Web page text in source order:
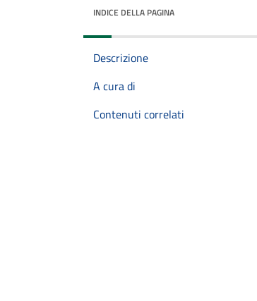
INDICE DELLA PAGINA
Descrizione
A cura di
Contenuti correlati